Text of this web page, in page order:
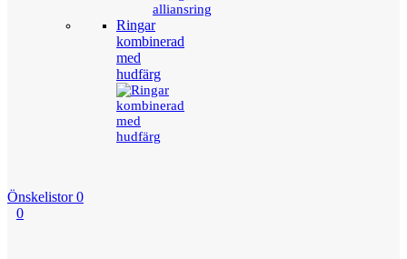
alliansring
Ringar
kombinerad
med
hudfärg
Önskelistor 0
0